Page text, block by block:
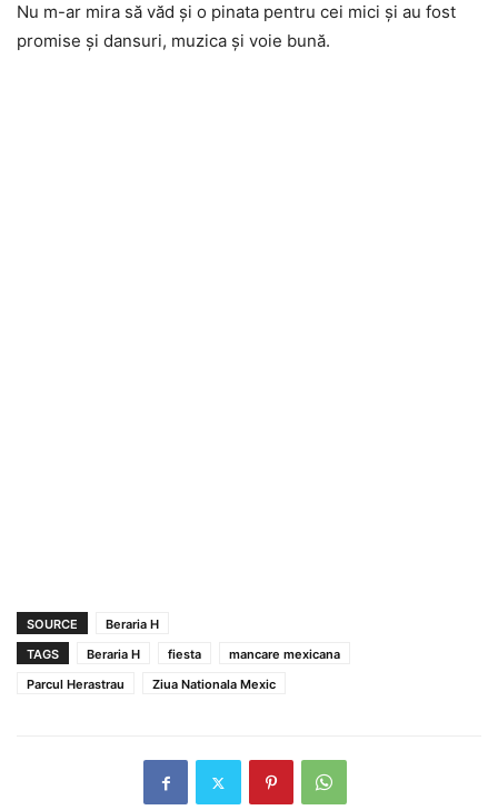
Nu m-ar mira să văd şi o pinata pentru cei mici şi au fost
promise şi dansuri, muzica şi voie bună.
SOURCE
Beraria H
TAGS
Beraria H fiesta
mancare mexicana
Parcul Herastrau
Ziua Nationala Mexic